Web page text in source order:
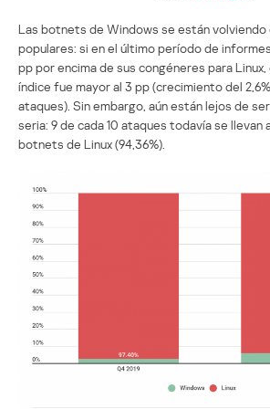
Las botnets de Windows se están volviendo
populares: si en el último período de
pp por encima de sus congéneres para
índice fue mayor al 3 pp (crecimiento del
ataques). Sin embargo, aún están lejos de
seria: 9 de cada 10 ataques todavía se llevan
botnets de Linux (94,36%).